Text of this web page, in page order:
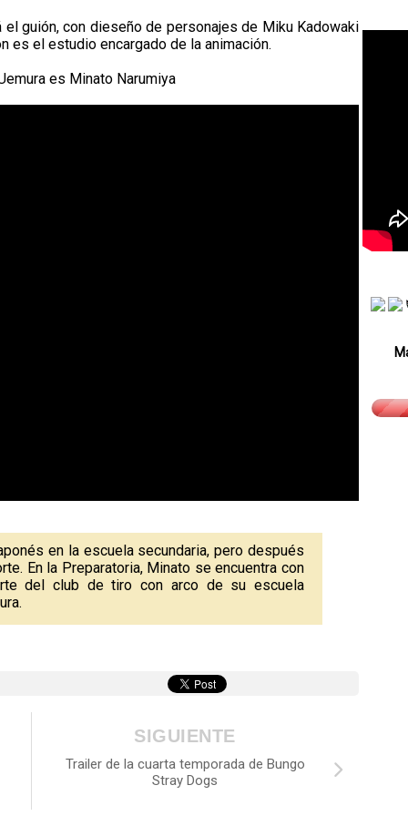
el guión, con dieseño de personajes de Miku Kadowaki
es el estudio encargado de la animación.
es Minato Narumiya
en la escuela secundaria, pero después
En la Preparatoria, Minato se encuentra con
del club de tiro con arco de su escuela
SIGUIENTE
Trailer de la cuarta temporada de Bungo
Stray Dogs